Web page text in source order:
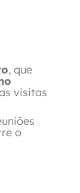
, que
visitas
o